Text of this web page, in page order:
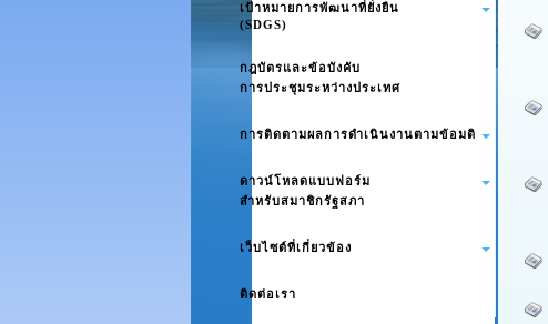
เป้าหมายการพัฒนาที่ยั่งยืน
(SDGS)
กฎบัตรและข้อบังคับ
การประชุมระหว่างประเทศ
การติดตามผลการดำเนินงานตามข้อมติ
ดาวน์โหลดแบบฟอร์ม
สำหรับสมาชิกรัฐสภา
เว็บไซต์ที่เกี่ยวข้อง
ติดต่อเรา